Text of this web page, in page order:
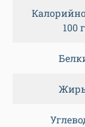
100 г